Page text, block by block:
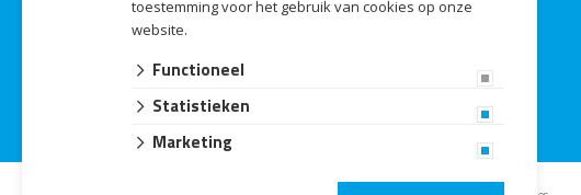
info@kippersluissierbestrating.nl
GeoSteen
toestemming voor het gebruik van cookies op onze
website.
Functioneel
Statistieken
Marketing